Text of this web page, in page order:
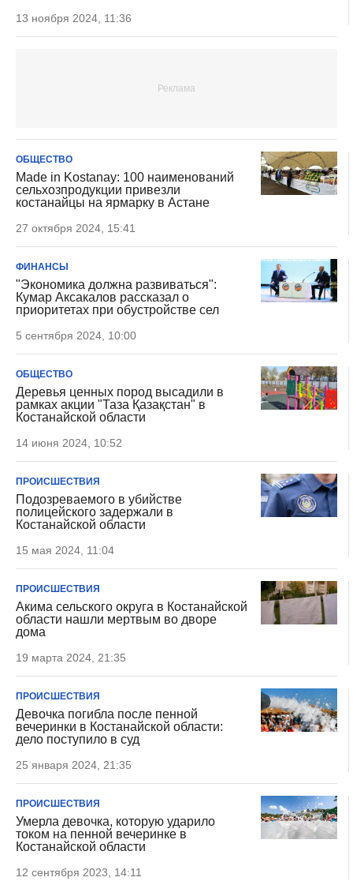
13 ноября 2024, 11:36
ОБЩЕСТВО
Made in Kostanay: 100 наименований
сельхозпродукции привезли
костанайцы на ярмарку в Астане
27 октября 2024, 15:41
ФИНАНСЫ
"Экономика должна развиваться":
Кумар Аксакалов рассказал о
приоритетах при обустройстве сел
5 сентября 2024, 10:00
ОБЩЕСТВО
Деревья ценных пород высадили в
рамках акции "Таза Қазақстан" в
Костанайской области
14 июня 2024, 10:52
ПРОИСШЕСТВИЯ
Подозреваемого в убийстве
полицейского задержали в
Костанайской области
15 мая 2024, 11:04
ПРОИСШЕСТВИЯ
Акима сельского округа в Костанайской
области нашли мертвым во дворе
дома
19 марта 2024, 21:35
ПРОИСШЕСТВИЯ
Девочка погибла после пенной
вечеринки в Костанайской области:
дело поступило в суд
25 января 2024, 21:35
ПРОИСШЕСТВИЯ
Умерла девочка, которую ударило
током на пенной вечеринке в
Костанайской области
12 сентября 2023, 14:11